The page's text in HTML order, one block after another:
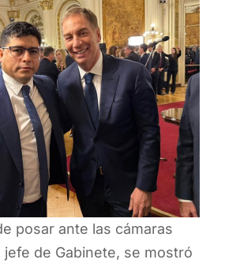
posar ante las cámaras
de Gabinete, se mostró